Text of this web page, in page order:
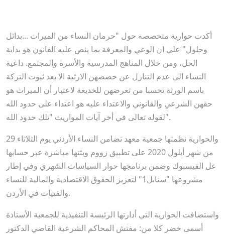
أكدت حوارية متخصصة حول "حرمان النساء من الميراث ...بدائل
وحلول" على ان الوعي والمعرفة بما ينص عليه القانون هو بداية
الحل، ومن خلال المناهج المدرسية والأسرة والمجتمع. داعية
النساء الى عدم التنازل عن حصصهن الارثية الا بعد ثبوت التركة
باسم الورثة تحسبا من تعرضهن للخديعة لاعتبار أن الميراث هو
حقهن الشرعي والقانوني والاعتداء عليه هو اعتداء على حدود الله
لقوله تعالى في أخر آيات المواريث "تلك حدود الله".
والحوارية نظمتها جمعية معهد تضامن النساء الأردني يوم الثلاثاء 29
من شهر أيلول 2020 على تطبيق زووم وبثتها مباشرة عبر حسابها
عل الفيسبوك وضمن برنامجها حوار السياسات الشهري وفي إطار
مشروعها "سنابل1" لتعزيز الحقوق الاقتصادية والمالية للنساء
والفتيات في الأردن.
واستضافت الحوارية التي أدارتها الرئيسة التنفيذية للجمعية الأستاذة
أسمى خضر كلا من: مفتش المحاكم الشرعية القاضي الدكتور